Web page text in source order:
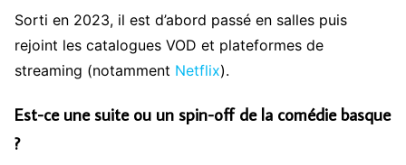
Sorti en 2023, il est d’abord passé en salles puis
rejoint les catalogues VOD et plateformes de
streaming (notamment Netflix).
Est-ce une suite ou un spin-off de la comédie basque
?